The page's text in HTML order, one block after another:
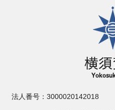
横須賀市
法人番号：3000020142018